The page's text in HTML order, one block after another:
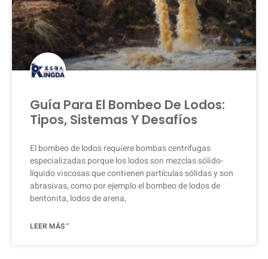
Guía Para El Bombeo De Lodos:
Tipos, Sistemas Y Desafíos
El bombeo de lodos requiere bombas centrífugas
especializadas porque los lodos son mezclas sólido-
líquido viscosas que contienen partículas sólidas y son
abrasivas, como por ejemplo el bombeo de lodos de
bentonita, lodos de arena,
LEER MÁS "